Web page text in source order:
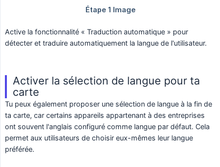
Active la fonctionnalité « Traduction automatique » pour
détecter et traduire automatiquement la langue de l'utilisateur.
Activer la sélection de langue pour ta
carte
Tu peux également proposer une sélection de langue à la fin de
ta carte, car certains appareils appartenant à des entreprises
ont souvent l'anglais configuré comme langue par défaut. Cela
permet aux utilisateurs de choisir eux-mêmes leur langue
préférée.